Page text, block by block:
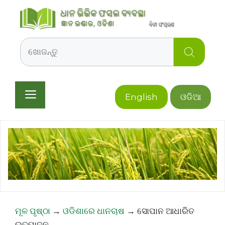
Search
English ଓଡିଆ
Menu
ମୂଳ ପୃଷ୍ଠା → ଓଡିଶାରେ ଧାନଚାଷ → ସୋପାନ ଆଧାରିତ